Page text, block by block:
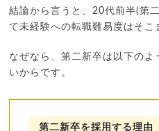
結論から言うと、20代前半(第
て未経験への転職難易度はそこ
なぜなら、第二新卒は以下のよ
いからです。
第二新卒を採用する理由